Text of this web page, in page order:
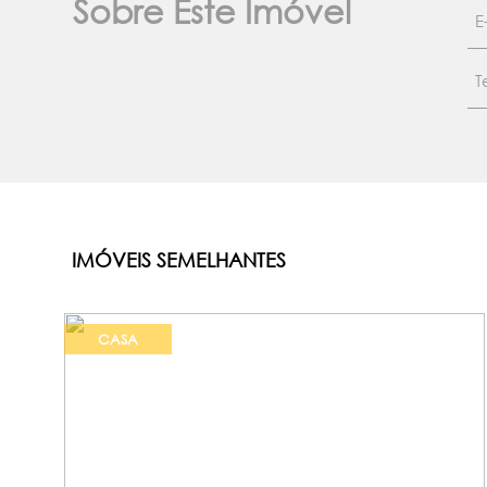
Sobre Este Imóvel
IMÓVEIS SEMELHANTES
CASA